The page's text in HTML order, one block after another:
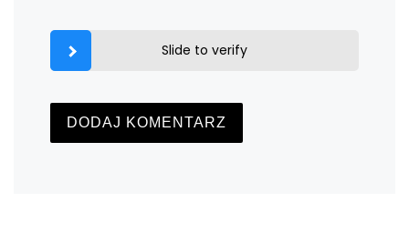
Slide to verify